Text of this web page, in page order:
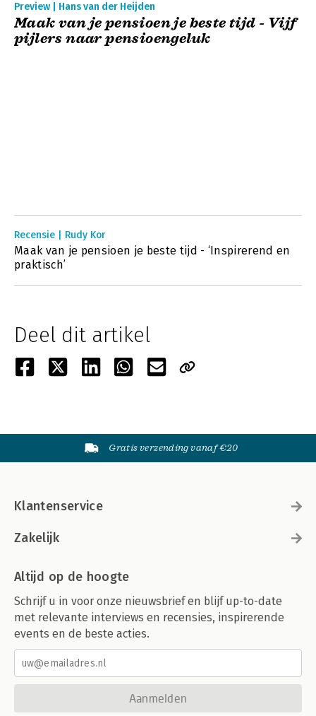
Preview | Hans van der Heijden
Maak van je pensioen je beste tijd - Vijf
pijlers naar pensioengeluk
Recensie | Rudy Kor
Maak van je pensioen je beste tijd - ‘Inspirerend en
praktisch’
Deel dit artikel
Gratis verzending vanaf €20
Klantenservice
Zakelijk
Altijd op de hoogte
Schrijf u in voor onze nieuwsbrief en blijf up-to-date
met relevante interviews en recensies, inspirerende
events en de beste acties.
Aanmelden